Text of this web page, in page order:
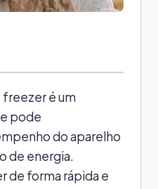
freezer é um
pode
do aparelho
de energia.
de forma rápida e